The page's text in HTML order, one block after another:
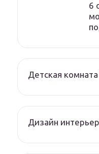
6
Детская
Дизайн